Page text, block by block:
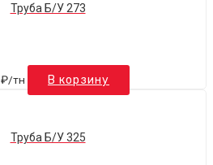
Труба Б/У 273
₽/тн В корзину
Труба Б/У 325